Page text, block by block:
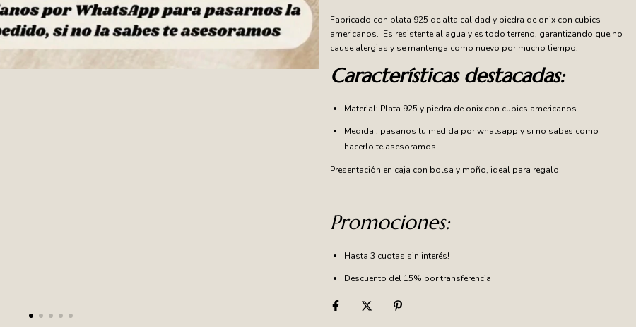
Fabricado con plata 925 de alta calidad y piedra de onix con cubics
americanos. Es resistente al agua y es todo terreno, garantizando que no
cause alergias y se mantenga como nuevo por mucho tiempo.
Características destacadas:
Material: Plata 925 y piedra de onix con cubics americanos
Medida : pasanos tu medida por whatsapp y si no sabes como
hacerlo te asesoramos!
Presentación en caja con bolsa y moño, ideal para regalo
Promociones:
Hasta 3 cuotas sin interés!
Descuento del 15% por transferencia